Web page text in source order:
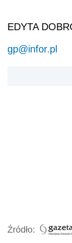
EDYTA
gp@infor.pl
Źródło: